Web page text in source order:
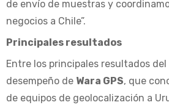
de envío de muestras y
negocios a Chile”.
Principales resultados
Entre los principales resultados del
desempeño de Wara GPS, que
de equipos de geolocalización a